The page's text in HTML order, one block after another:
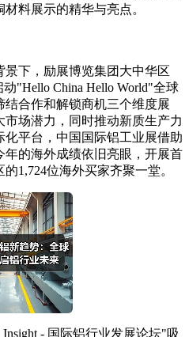
料展示的精华与亮点。
下，励展博览集团大中华区
"Hello China Hello World"全球
合作和解锁商机三个维度展
场潜力，同时推动新质生产力
平台，中国国际铝工业展借助
年的海外成绩依旧亮眼，开展首
1,724位海外买家齐聚一堂。
- 国际铝行业发展论坛"吸